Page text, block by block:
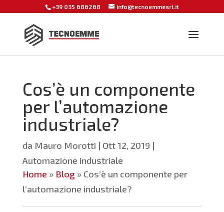
+39 035 686268 info@tecnoemmesrl.it
Cos’è un componente
per l’automazione
industriale?
da Mauro Morotti | Ott 12, 2019 |
Automazione industriale
Home » Blog» Cos’è un componente per
l’automazione industriale?